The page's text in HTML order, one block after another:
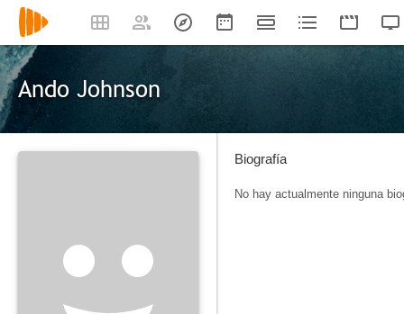
Ando Johnson
Biografía
No hay actualmente ninguna